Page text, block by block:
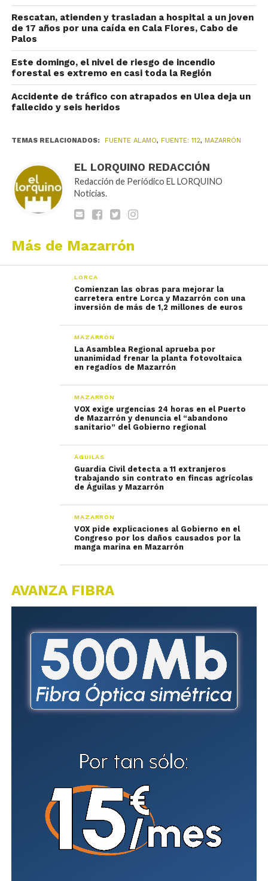
Rescatan, atienden y trasladan a hospital a un joven
de 17 años por una caída en Cala Flores, Cabo de
Palos
Este domingo, el nivel de riesgo de incendio
forestal es extremo en casi toda la Región
Accidente de tráfico con atrapados en Ulea deja un
fallecido y seis heridos
TEMAS RELACIONADOS: FUENTE ALAMO, FUENTE: 112, MAZARRÓN
EL LORQUINO REDACCIÓN
Redacción de Periódico EL LORQUINO
Noticias.
Más de Mazarrón
LORCA
Comienzan las obras para mejorar la
carretera entre Lorca y Mazarrón con una
inversión de más de 1,2 millones de euros
MAZARRÓN
La Asamblea Regional aprueba por
unanimidad frenar la planta fotovoltaica
en regadíos de Mazarrón
MAZARRÓN
VOX exige urgencias 24 horas en el Puerto
de Mazarrón y denuncia el “abandono
sanitario” del Gobierno regional
ÁGUILAS
Guardia Civil detecta a 11 extranjeros
trabajando sin contrato en fincas agrícolas
de Águilas y Mazarrón
MAZARRÓN
VOX pide explicaciones al Gobierno en el
Congreso por los daños causados por la
manga marina en Mazarrón
AVANZA FIBRA